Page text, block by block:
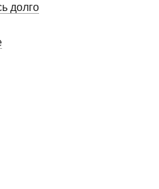
долго